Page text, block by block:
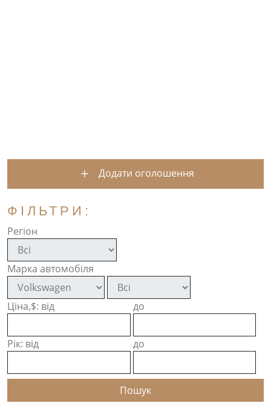
Додати оголошення
ФІЛЬТРИ:
Регіон
Марка автомобіля
Ціна,$: від до
Рік: від до